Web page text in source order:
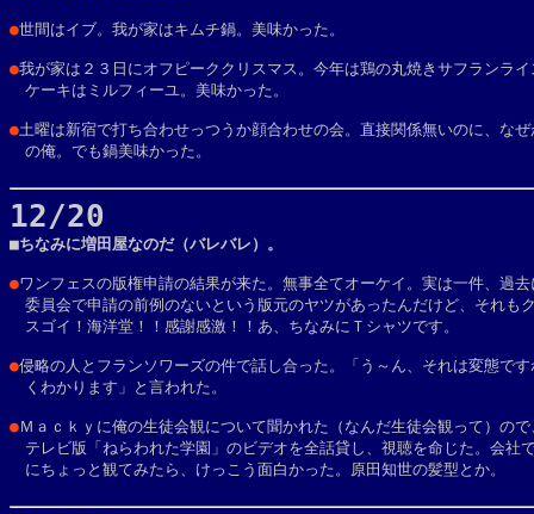
●世間はイブ。我が家はキムチ鍋。美味かった。
●我が家は２３日にオフピーククリスマス。今年は鶏の丸焼きサフランラ
ケーキはミルフィーユ。美味かった。
●土曜は新宿で打ち合わせっつうか顔合わせの会。直接関係無いのに、な
の俺。でも鍋美味かった。
12/20
■ちなみに増田屋なのだ（バレバレ）。
●ワンフェスの版権申請の結果が来た。無事全てオーケイ。実は一件、過
委員会で申請の前例のないという版元のヤツがあったんだけど、それも
スゴイ！海洋堂！！感謝感激！！あ、ちなみにＴシャツです。
●侵略の人とフランソワーズの件で話し合った。「う～ん、それは変態です
くわかります」と言われた。
●Ｍａｃｋｙに俺の生徒会観について聞かれた（なんだ生徒会観って）の
テレビ版「ねらわれた学園」のビデオを全話貸し、視聴を命じた。会社
にちょっと観てみたら、けっこう面白かった。原田知世の髪型とか。